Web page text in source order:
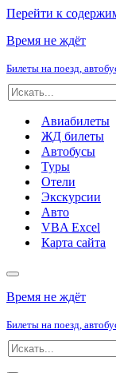
Перейти к
Время не ждёт
Билеты на поезд,
Искать...
Авиабилеты
ЖД билеты
Автобусы
Туры
Отели
Экскурсии
Авто
VBA Excel
Карта сайта
Меню
навигации
Время не ждёт
Билеты на поезд,
Искать...